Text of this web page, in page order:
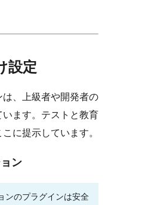
設定
は、上級者や開発者の
ます。テストと教育
に提示しています。
ン
ンのプラグインは安全